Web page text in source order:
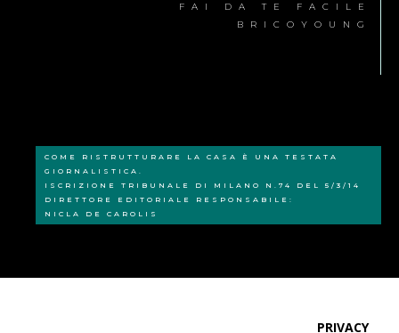
FAI DA TE FACILE
BRICOYOUNG
COME RISTRUTTURARE LA CASA È UNA TESTATA
GIORNALISTICA.
ISCRIZIONE TRIBUNALE DI MILANO N.74 DEL 5/3/14
DIRETTORE EDITORIALE RESPONSABILE:
NICLA DE CAROLIS
PRIVACY